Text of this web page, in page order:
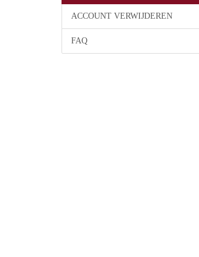
ACCOUNT VERWIJDEREN
FAQ